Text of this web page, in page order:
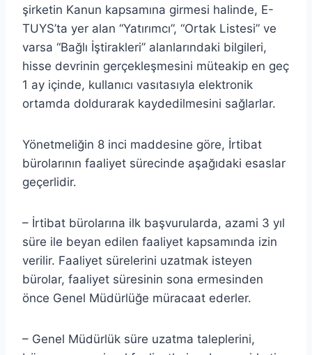
şirketin Kanun kapsamına girmesi halinde, E-
TUYS’ta yer alan “Yatırımcı”, “Ortak Listesi” ve
varsa “Bağlı İştirakleri” alanlarındaki bilgileri,
hisse devrinin gerçekleşmesini müteakip en geç
1 ay içinde, kullanıcı vasıtasıyla elektronik
ortamda doldurarak kaydedilmesini sağlarlar.
Yönetmeliğin 8 inci maddesine göre, İrtibat
bürolarının faaliyet sürecinde aşağıdaki esaslar
geçerlidir.
– İrtibat bürolarına ilk başvurularda, azami 3 yıl
süre ile beyan edilen faaliyet kapsamında izin
verilir. Faaliyet sürelerini uzatmak isteyen
bürolar, faaliyet süresinin sona ermesinden
önce Genel Müdürlüğe müracaat ederler.
– Genel Müdürlük süre uzatma taleplerini,